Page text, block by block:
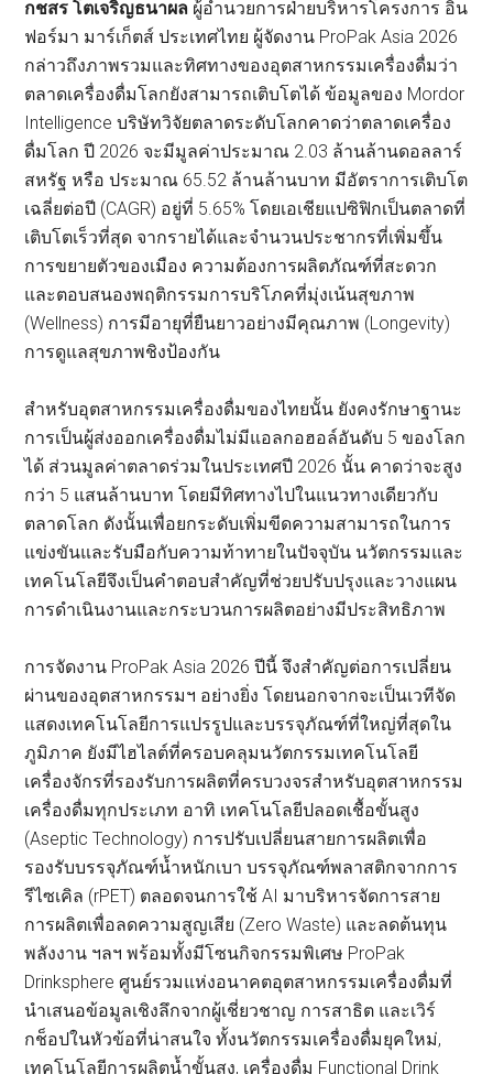
กชสร โตเจริญธนาผล ผู้อำนวยการฝ่ายบริหารโครงการ อิน
ฟอร์มา มาร์เก็ตส์ ประเทศไทย ผู้จัดงาน ProPak Asia 2026
กล่าวถึงภาพรวมและทิศทางของอุตสาหกรรมเครื่องดื่มว่า
ตลาดเครื่องดื่มโลกยังสามารถเติบโตได้ ข้อมูลของ Mordor
Intelligence บริษัทวิจัยตลาดระดับโลกคาดว่าตลาดเครื่อง
ดื่มโลก ปี 2026 จะมีมูลค่าประมาณ 2.03 ล้านล้านดอลลาร์
สหรัฐ หรือ ประมาณ 65.52 ล้านล้านบาท มีอัตราการเติบโต
เฉลี่ยต่อปี (CAGR) อยู่ที่ 5.65% โดยเอเชียแปซิฟิกเป็นตลาดที่
เติบโตเร็วที่สุด จากรายได้และจำนวนประชากรที่เพิ่มขึ้น
การขยายตัวของเมือง ความต้องการผลิตภัณฑ์ที่สะดวก
และตอบสนองพฤติกรรมการบริโภคที่มุ่งเน้นสุขภาพ
(Wellness) การมีอายุที่ยืนยาวอย่างมีคุณภาพ (Longevity)
การดูแลสุขภาพชิงป้องกัน
สำหรับอุตสาหกรรมเครื่องดื่มของไทยนั้น ยังคงรักษาฐานะ
การเป็นผู้ส่งออกเครื่องดื่มไม่มีแอลกอฮอล์อันดับ 5 ของโลก
ได้ ส่วนมูลค่าตลาดร่วมในประเทศปี 2026 นั้น คาดว่าจะสูง
กว่า 5 แสนล้านบาท โดยมีทิศทางไปในแนวทางเดียวกับ
ตลาดโลก ดังนั้นเพื่อยกระดับเพิ่มขีดความสามารถในการ
แข่งขันและรับมือกับความท้าทายในปัจจุบัน นวัตกรรมและ
เทคโนโลยีจึงเป็นคำตอบสำคัญที่ช่วยปรับปรุงและวางแผน
การดำเนินงานและกระบวนการผลิตอย่างมีประสิทธิภาพ
การจัดงาน ProPak Asia 2026 ปีนี้ จึงสำคัญต่อการเปลี่ยน
ผ่านของอุตสาหกรรมฯ อย่างยิ่ง โดยนอกจากจะเป็นเวทีจัด
แสดงเทคโนโลยีการแปรรูปและบรรจุภัณฑ์ที่ใหญ่ที่สุดใน
ภูมิภาค ยังมีไฮไลต์ที่ครอบคลุมนวัตกรรมเทคโนโลยี
เครื่องจักรที่รองรับการผลิตที่ครบวงจรสำหรับอุตสาหกรรม
เครื่องดื่มทุกประเภท อาทิ เทคโนโลยีปลอดเชื้อขั้นสูง
(Aseptic Technology) การปรับเปลี่ยนสายการผลิตเพื่อ
รองรับบรรจุภัณฑ์น้ำหนักเบา บรรจุภัณฑ์พลาสติกจากการ
รีไซเคิล (rPET) ตลอดจนการใช้ AI มาบริหารจัดการสาย
การผลิตเพื่อลดความสูญเสีย (Zero Waste) และลดต้นทุน
พลังงาน ฯลฯ พร้อมทั้งมีโซนกิจกรรมพิเศษ ProPak
Drinksphere ศูนย์รวมแห่งอนาคตอุตสาหกรรมเครื่องดื่มที่
นำเสนอข้อมูลเชิงลึกจากผู้เชี่ยวชาญ การสาธิต และเวิร์
กช็อปในหัวข้อที่น่าสนใจ ทั้งนวัตกรรมเครื่องดื่มยุคใหม่,
เทคโนโลยีการผลิตน้ำขั้นสูง, เครื่องดื่ม Functional Drink